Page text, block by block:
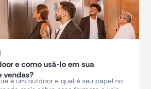
e como usá-lo em sua
vendas?
é um outdoor e qual é seu papel no